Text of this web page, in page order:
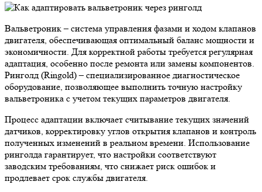
Вальветроник – система управления фазами и ходом клапанов
двигателя, обеспечивающая оптимальный баланс мощности и
экономичности. Для корректной работы требуется регулярная
адаптация, особенно после ремонта или замены компонентов.
Ринголд (Ringold) – специализированное диагностическое
оборудование, позволяющее выполнить точную настройку
вальветроника с учетом текущих параметров двигателя.
Процесс адаптации включает считывание текущих значений
датчиков, корректировку углов открытия клапанов и контроль
полученных изменений в реальном времени. Использование
ринголда гарантирует, что настройки соответствуют
заводским требованиям, что снижает риск ошибок и
продлевает срок службы двигателя.